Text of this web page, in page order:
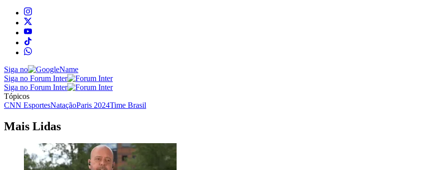
Siga no
Siga no Forum Inter
Siga no Forum Inter
Tópicos
CNN EsportesNataçãoParis 2024Time Brasil
Mais Lidas